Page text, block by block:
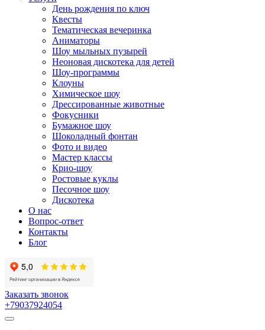
День рождения по ключ
Квесты
Тематическая вечеринка
Аниматоры
Шоу мыльных пузырей
Неоновая дискотека для детей
Шоу-программы
Клоуны
Химическое шоу
Дрессированные животные
Фокусники
Бумажное шоу
Шоколадный фонтан
Фото и видео
Мастер классы
Крио-шоу
Ростовые куклы
Песочное шоу
Дискотека
О нас
Вопрос-ответ
Контакты
Блог
Заказать звонок
+79037924054